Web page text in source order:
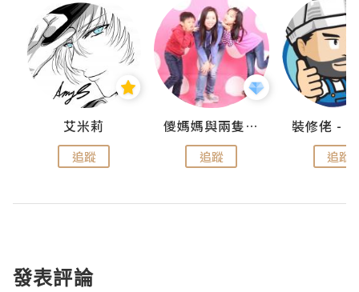
艾米莉
追蹤
儍媽媽與兩隻小魔怪之家
追蹤 追蹤
發表評論